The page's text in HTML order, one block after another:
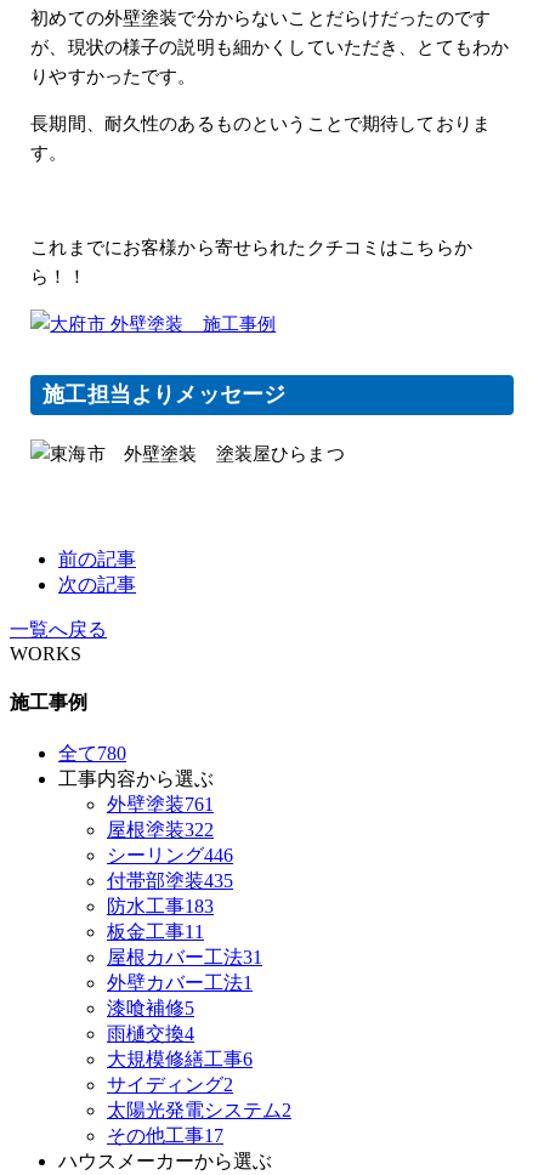
初めての外壁塗装で分からないことだらけだったのです
が、現状の様子の説明も細かくしていただき、とてもわか
りやすかったです。
長期間、耐久性のあるものということで期待しておりま
す。
これまでにお客様から寄せられたクチコミはこちらか
ら！！
施工担当よりメッセージ
前の記事
次の記事
一覧へ戻る
WORKS
施工事例
全て780
工事内容から選ぶ
外壁塗装761
屋根塗装322
シーリング446
付帯部塗装435
防水工事183
板金工事11
屋根カバー工法31
外壁カバー工法1
漆喰補修5
雨樋交換4
大規模修繕工事6
サイディング2
太陽光発電システム2
その他工事17
ハウスメーカーから選ぶ